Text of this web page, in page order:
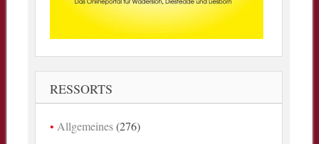
RESSORTS
Allgemeines(276)